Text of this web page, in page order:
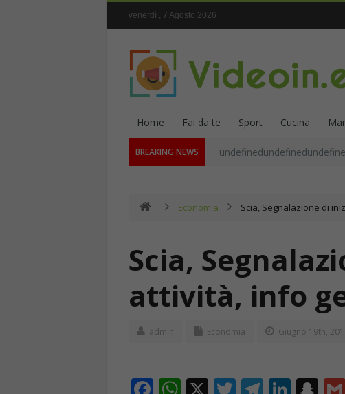
venerdì , 7 Agosto 2026
Home Fai da te Sport Cucina
BREAKING NEWS
Economia Scia, Segnalazione di
Scia,
attività, info
admin Economia Giugno 19th,